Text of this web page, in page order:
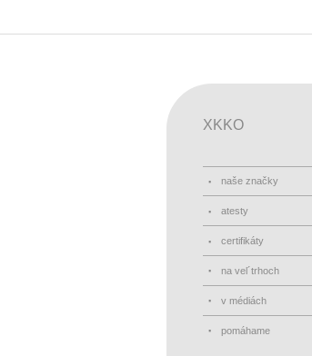
XKKO
naše značky
atesty
certifikáty
na vel´trhoch
v médiách
pomáhame